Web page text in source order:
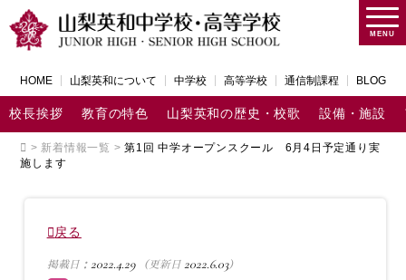
MENU
HOME 山梨英和について 中学校 高等学校 通信制課程 BLOG
校長挨拶 教育の特色 山梨英和の歴史・校歌 設備・施設
> 新着情報一覧 >第1回 中学オープンスクール 6月4日予定通り実
施します
戻る
掲載日： 2022.4.29（更新日 2022.6.03）